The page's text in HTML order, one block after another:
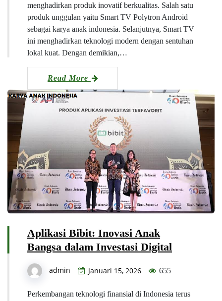
menghadirkan produk inovatif berkualitas. Salah satu
produk unggulan yaitu Smart TV Polytron Android
sebagai karya anak indonesia. Selanjutnya, Smart TV
ini menghadirkan teknologi modern dengan sentuhan
lokal kuat. Dengan demikian,…
Read More
Aplikasi Bibit: Inovasi Anak
Bangsa dalam Investasi Digital
admin Januari 15, 2026 655
Perkembangan teknologi finansial di Indonesia terus